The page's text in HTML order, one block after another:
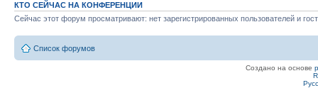
КТО СЕЙЧАС НА КОНФЕРЕНЦИИ
Сейчас этот форум просматривают: нет зарегистрированных пользователей и
Список форумов
Создано на основе